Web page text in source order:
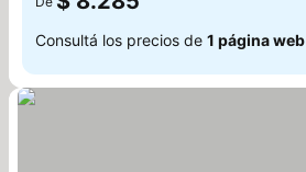
Consultá los precios de 1 página web